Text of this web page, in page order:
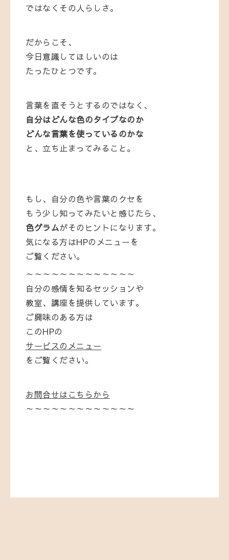
ではなく その人らしさ。
だからこそ、
今日意識してほしいのは
たったひとつです。
言葉を直そうとするのではなく、
自分はどんな色のタイプなのか
どんな言葉を使っているのかな
と、立ち止まってみること。
もし、
自分の色や言葉のクセを
もう少し知ってみたいと感じたら、
色グラムがそのヒントになります。
気になる方はHPのメニューを
ご覧ください。
～～～～～～～～～～～～～
自分の感情を知るセッションや
教室、講座を提供しています。
ご興味のある方は
このHPの
サービスのメニュー
をご覧ください。
お問合せはこちらから
～～～～～～～～～～～～～